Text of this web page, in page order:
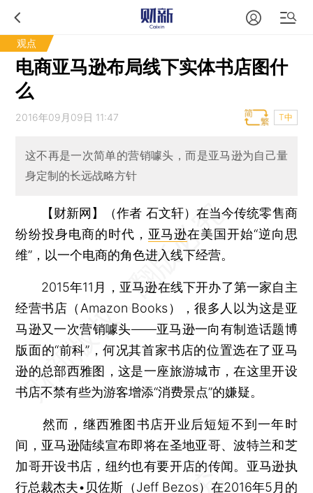
观点
电商亚马逊布局线下实体书店图什
么
2016年09月09日 11:47 T中
这不再是一次简单的营销噱头，而是亚马逊为自己量
身定制的长远战略方针
【财新网】（作者 石文轩） 在当今传统零售商
纷纷投身电商的时代， 亚马逊在美国开始“逆向思
维”，以一个电商的角色进入线下经营。
2015年11月，亚马逊在线下开办了第一家自主
经营书店（Amazon Books），很多人以为这是亚
马逊又一次营销噱头——亚马逊一向有制造话题博
版面的“前科”，何况其首家书店的位置选在了亚马
逊的总部西雅图，这是一座旅游城市，在这里开设
书店不禁有些为游客增添“消费景点”的嫌疑。
然而，继西雅图书店开业后短短不到一年时
间，亚马逊陆续宣布即将在圣地亚哥、波特兰和芝
加哥开设书店，纽约也有要开店的传闻。亚马逊执
行总裁杰夫•贝佐斯（Jeff Bezos）在2016年5月的